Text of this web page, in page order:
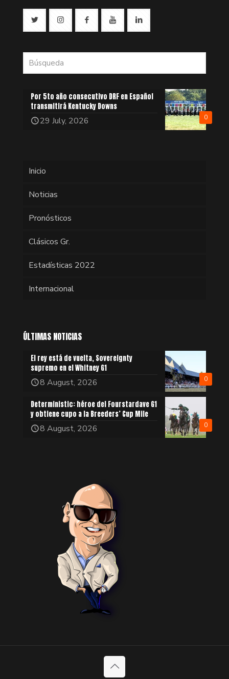
0
Por 5to año consecutivo DRF en Español
transmitirá Kentucky Downs
29 July, 2026
Inicio
Noticias
Pronósticos
Clásicos Gr.
Estadísticas 2022
Internacional
ÚLTIMAS NOTICIAS
0
El rey está de vuelta, Sovereignty
supremo en el Whitney G1
8 August, 2026
0
Deterministic: héroe del Fourstardave G1
y obtiene cupo a la Breeders’ Cup Mile
8 August, 2026